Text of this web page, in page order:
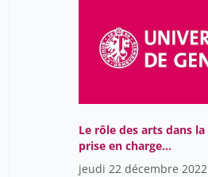
Le rôle des arts dans la
prise en charge
thérapeutique +
jeudi 22 décembre 2022